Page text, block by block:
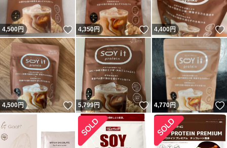
4,500円 いいね！
4,350円 いいね！
4,400円
4,500円 いいね！
5,799円 いいね！
4,770円